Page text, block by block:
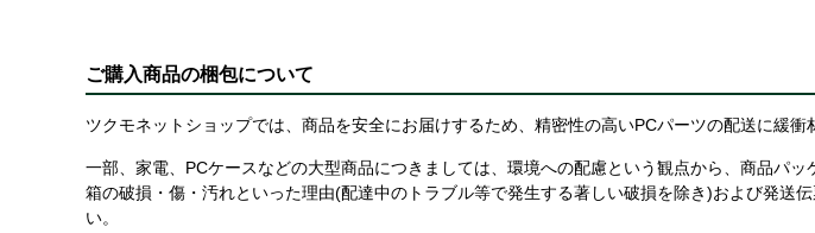
ご購入商品の梱包について
ツクモネットショップでは、商品を安全にお届けするため、精密性の高いPCパーツの配送に緩
一部、家電、PCケースなどの大型商品につきましては、環境への配慮という観点から、商品パ
箱の破損・傷・汚れといった理由(配達中のトラブル等で発生する著しい破損を除き)および発送
い。